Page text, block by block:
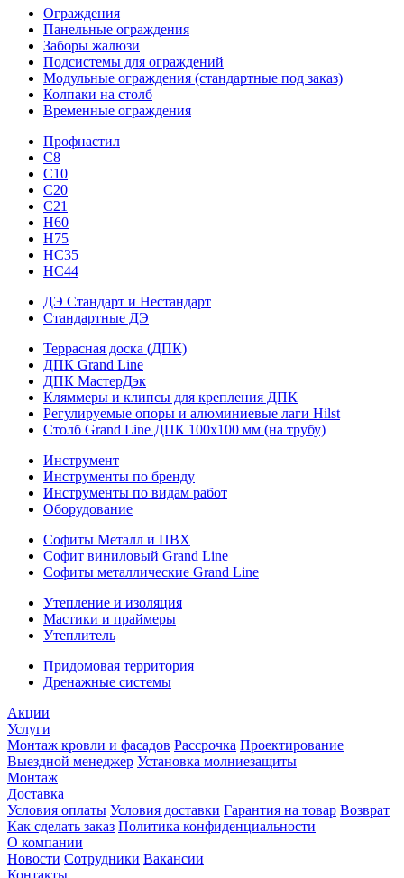
Ограждения
Панельные ограждения
Заборы жалюзи
Подсистемы для ограждений
Модульные ограждения (стандартные под заказ)
Колпаки на столб
Временные ограждения
Профнастил
С8
С10
С20
С21
H60
H75
HС35
НС44
ДЭ Стандарт и Нестандарт
Стандартные ДЭ
Террасная доска (ДПК)
ДПК Grand Line
ДПК МастерДэк
Кляммеры и клипсы для крепления ДПК
Регулируемые опоры и алюминиевые лаги Hilst
Столб Grand Line ДПК 100х100 мм (на трубу)
Инструмент
Инструменты по бренду
Инструменты по видам работ
Оборудование
Софиты Металл и ПВХ
Софит виниловый Grand Line
Софиты металлические Grand Line
Утепление и изоляция
Мастики и праймеры
Утеплитель
Придомовая территория
Дренажные системы
Акции
Услуги
Монтаж кровли и фасадов Рассрочка Проектирование
Выездной менеджер Установка молниезащиты
Монтаж
Доставка
Условия оплаты Условия доставки Гарантия на товар Возврат
Как сделать заказ Политика конфиденциальности
О компании
Новости Сотрудники Вакансии
Контакты